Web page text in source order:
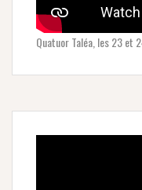
Quatuor Taléa, les 23 et